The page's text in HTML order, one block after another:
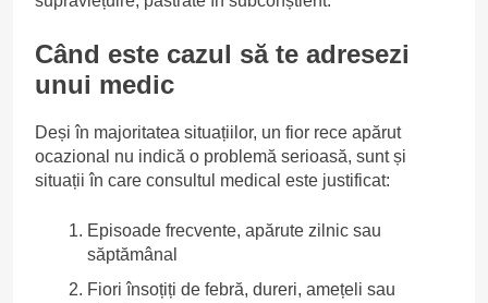
Când este cazul să te adresezi
unui medic
Deși în majoritatea situațiilor, un fior rece apărut
ocazional nu indică o problemă serioasă, sunt și
situații în care consultul medical este justificat:
Episoade frecvente, apărute zilnic sau
săptămânal
Fiori însoțiți de febră, dureri, amețeli sau